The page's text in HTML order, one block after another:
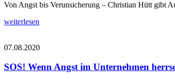
Von Angst bis Verunsicherung – Christian Hütt gibt
weiterlesen
07.08.2020
SOS! Wenn Angst im Unternehmen